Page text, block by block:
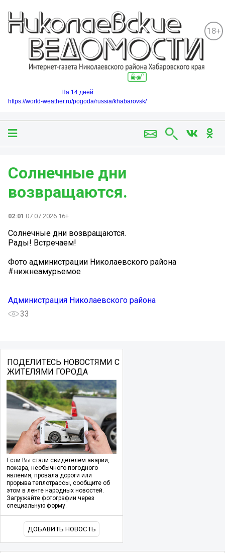
18+
На 14 дней
https://world-weather.ru/pogoda/russia/khabarovsk/
Солнечные дни
возвращаются.
02:01 07.07.2026 16+
Солнечные дни возвращаются.
Рады! Встречаем!
Фото администрации Николаевского района
#нижнеамурьемое
Администрация Николаевского района
33
ПОДЕЛИТЕСЬ НОВОСТЯМИ С
ЖИТЕЛЯМИ ГОРОДА
Если Вы стали свидетелем аварии,
пожара, необычного погодного
явления, провала дороги или
прорыва теплотрассы, сообщите об
этом в ленте народных новостей.
Загружайте фотографии через
специальную форму.
ДОБАВИТЬ НОВОСТЬ